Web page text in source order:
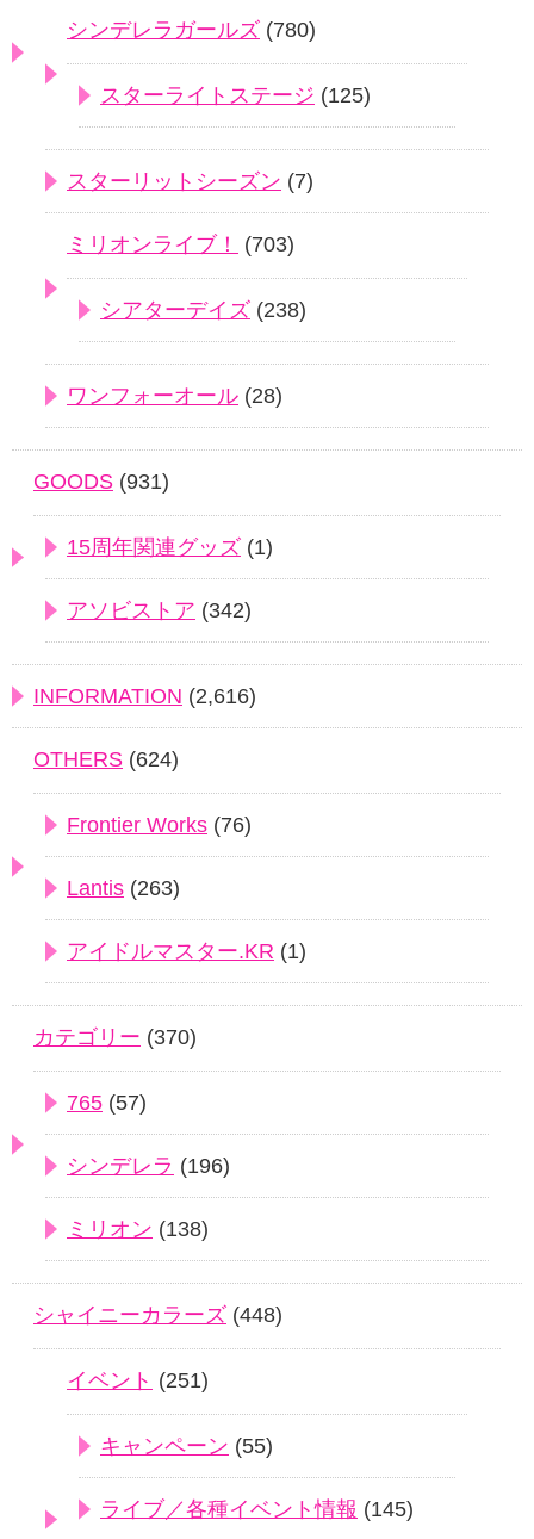
シンデレラガールズ (780)
スターライトステージ (125)
スターリットシーズン (7)
ミリオンライブ！ (703)
シアターデイズ (238)
ワンフォーオール (28)
GOODS (931)
15周年関連グッズ (1)
アソビストア (342)
INFORMATION (2,616)
OTHERS (624)
Frontier Works (76)
Lantis (263)
アイドルマスター.KR (1)
カテゴリー (370)
765 (57)
シンデレラ (196)
ミリオン (138)
シャイニーカラーズ (448)
イベント (251)
キャンペーン (55)
ライブ／各種イベント情報 (145)